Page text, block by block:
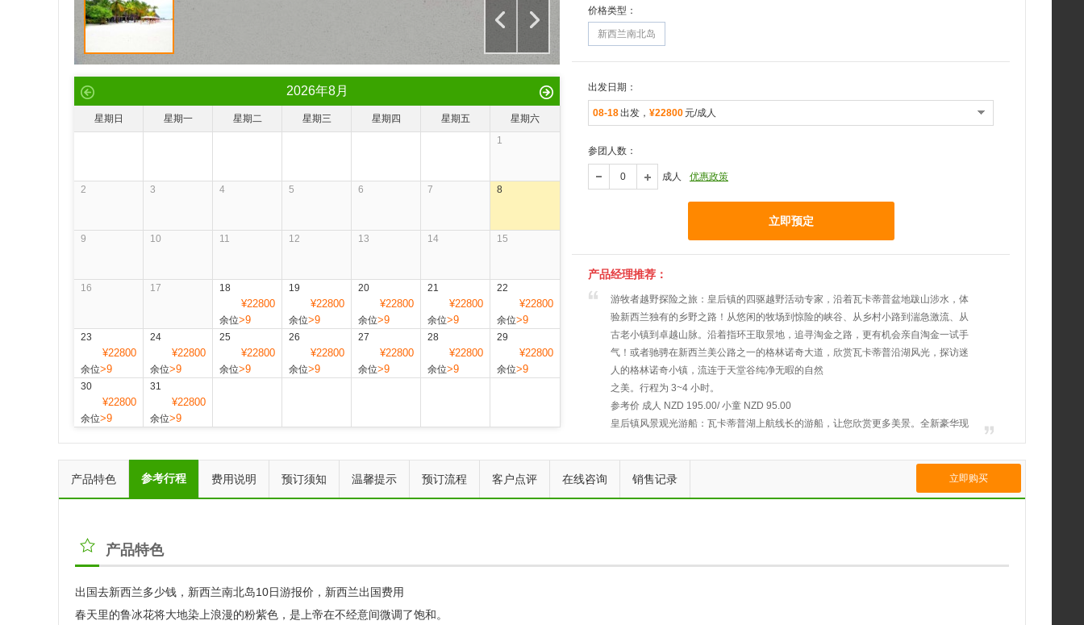
上一个 下一个
2026年8月
星期日 星期一 星期二 星期三 星期四 星期五
星期六
1
2 3 4 5 6 7 8
9 10 11 12 13 14 15
16 17 18
¥22800
余位>9
19
¥22800
余位>9
20
¥22800
余位>9
21
¥22800
余位>9
22
¥22800
余位>9
23
¥22800
余位>9
24
¥22800
余位>9
25
¥22800
余位>9
26
¥22800
余位>9
27
¥22800
余位>9
28
¥22800
余位>9
29
¥22800
余位>9
30
¥22800
余位>9
31
¥22800
余位>9
价格类型：
新西兰南北岛
出发日期：
08-18出发， ¥22800元/成人
参团人数：
成人 优惠政策
立即预定
产品经理推荐：
游牧者越野探险之旅：皇后镇的四驱越野活动专家，沿着瓦卡蒂普盆地跋山涉水，体
验新西兰独有的乡野之路！从悠闲的牧场到惊险的峡谷、从乡村小路到湍急激流、从
古老小镇到卓越山脉。沿着指环王取景地，追寻淘金之路，更有机会亲自淘金一试手
气！或者驰骋在新西兰美公路之一的格林诺奇大道，欣赏瓦卡蒂普沿湖风光，探访迷
人的格林诺奇小镇，流连于天堂谷纯净无暇的自然
之美。行程为 3~4 小时。
参考价 成人 NZD 195.00/ 小童 NZD 95.00
皇后镇风景观光游船：瓦卡蒂普湖上航线长的游船，让您欣赏更多美景。全新豪华现
代双体船，拥有超大观景窗、舒适座椅及宽敞的户外甲板。您将从皇后镇出发，领略
鲍勃湾、格林诺奇、冰川、南阿尔卑斯山及尼古拉斯山牧场等的壮丽美景后，返回皇
后镇。
发。免费提供防水衣、救生衣。免费参观皇后镇水下观测馆。可提供活动照片。可应
立即购买
产品特色 参考行程 费用说明 预订须知 温馨提示 预订流程 客户点评 在线咨询 销售记录
产品特色
出国去新西兰多少钱，新西兰南北岛10日游报价，新西兰出国费用
春天里的鲁冰花将大地染上浪漫的粉紫色，是上帝在不经意间微调了饱和。